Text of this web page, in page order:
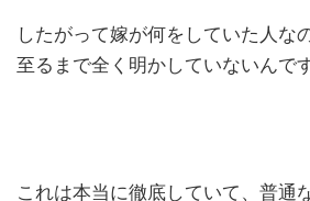
したがって嫁が何をしていた人な
至るまで全く明かしていないんです
これは本当に徹底していて、普通